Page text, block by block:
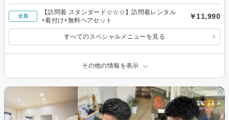
全員
【訪問着 スタンダード☆☆☆】訪問着レンタル
+着付け+無料ヘアセット
￥11,990
すべてのスペシャルメニューを見る
その他の情報を表示